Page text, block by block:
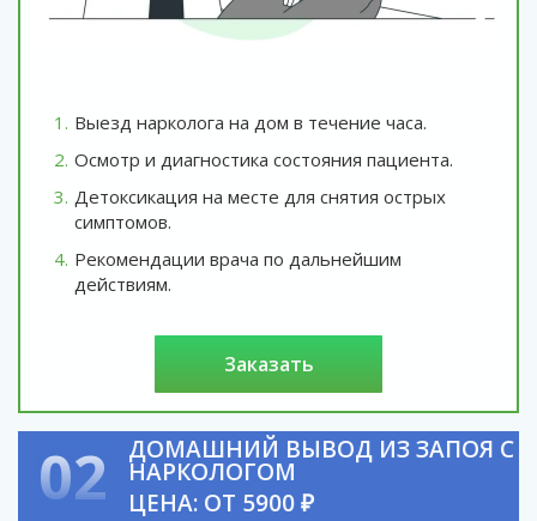
Выезд нарколога на дом в течение часа.
Осмотр и диагностика состояния пациента.
Детоксикация на месте для снятия острых
симптомов.
Рекомендации врача по дальнейшим
действиям.
заказать
02 ДОМАШНИЙ ВЫВОД ИЗ ЗАПОЯ С
НАРКОЛОГОМ
ЦЕНА: ОТ 5900 ₽